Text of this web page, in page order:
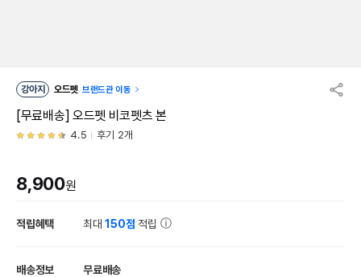
강아지 오드펫 브랜드관 이동
[무료배송] 오드펫 비코펫츠 본
4.5 후기 2개
8,900원
적립혜택 최대150점 적립
배송정보 무료배송